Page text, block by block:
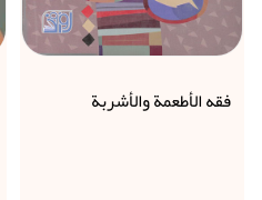
فقه الأطعمة والأشربة